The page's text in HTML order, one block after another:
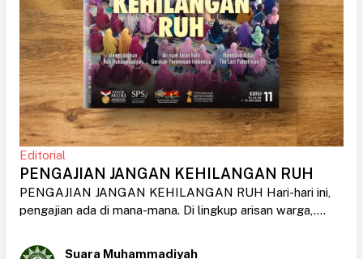
Editorial
PENGAJIAN JANGAN KEHILANGAN RUH
PENGAJIAN JANGAN KEHILANGAN RUH Hari-hari ini,
pengajian ada di mana-mana. Di lingkup arisan warga,....
Suara Muhammadiyah